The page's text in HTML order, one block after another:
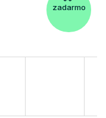
zadarmo